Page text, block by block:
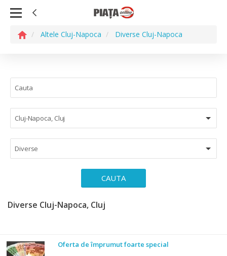
Altele Cluj-Napoca Diverse Cluj-Napoca
Cluj-Napoca, Cluj
Diverse
CAUTA
Diverse Cluj-Napoca, Cluj
Oferta de împrumut foarte special